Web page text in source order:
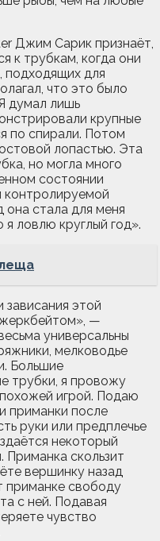
Джим Сарик признаёт,
к трубкам, когда они
подходящих для
что это было
думал лишь
крупные
по спирали. Потом
лопастью. Эта
но могла много
состоянии
контролируемой
она стала для меня
ловлю круглый год».
этой
—
универсальны
мелководье
Большие
трубки, я провожу
игрой. Подаю
приманки после
руки или предплечье
некоторый
Приманка скользит
вершинку назад
приманке свободу
с ней. Подавая
чувство